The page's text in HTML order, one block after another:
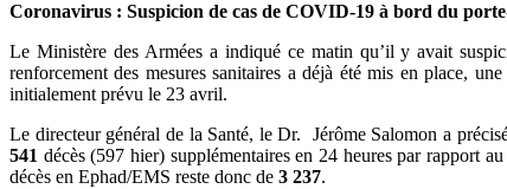
Coronavirus : Suspicion de cas de COVID-19 à bord du
Le Ministère des Armées a indiqué ce matin qu’il y avait
renforcement des mesures sanitaires a déjà été mis en place,
initialement prévu le 23 avril.
Le directeur général de la Santé, le Dr. Jérôme Salomon a
541 décès (597 hier) supplémentaires en 24 heures par rapport
décès en Ephad/EMS reste donc de 3 237.